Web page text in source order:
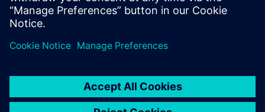
Prantsuse keel
Saksa keel